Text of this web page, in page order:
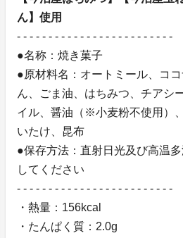
ん】使用
- - - - - - - - - - - - - - - - - - - - - - - - -
●名称：焼き菓子
●原材料名：オートミール、コ
ん、ごま油、はちみつ、チアシ
イル、醤油（※小麦粉不使用）
いたけ、昆布
●保存方法：直射日光及び高温
してください
- - - - - - - - - - - - - - - - - - - - - - - - -
・熱量：156kcal
・たんぱく質：2.0g